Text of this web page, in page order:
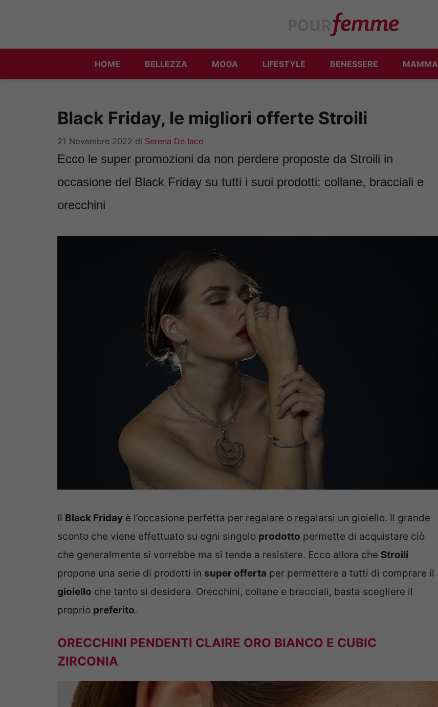
HOME BELLEZZA MODA LIFESTYLE BENESSERE MAMMA
Black Friday, le migliori offerte Stroili
21 Novembre 2022 di Serena De Iaco
Ecco le super promozioni da non perdere proposte da Stroili in
occasione del Black Friday su tutti i suoi prodotti: collane, bracciali e
orecchini
Il Black Friday è l’occasione perfetta per regalare o regalarsi un gioiello. Il grande
sconto che viene effettuato su ogni singolo prodotto permette di acquistare ciò
che generalmente si vorrebbe ma si tende a resistere. Ecco allora che Stroili
propone una serie di prodotti in super offerta per permettere a tutti di comprare il
gioiello che tanto si desidera. Orecchini, collane e bracciali, basta scegliere il
proprio preferito.
ORECCHINI PENDENTI CLAIRE ORO BIANCO E CUBIC
ZIRCONIA